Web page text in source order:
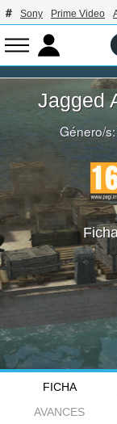
Sony Prime Video
Jagged
Género/s:
FICHA
AVANCES